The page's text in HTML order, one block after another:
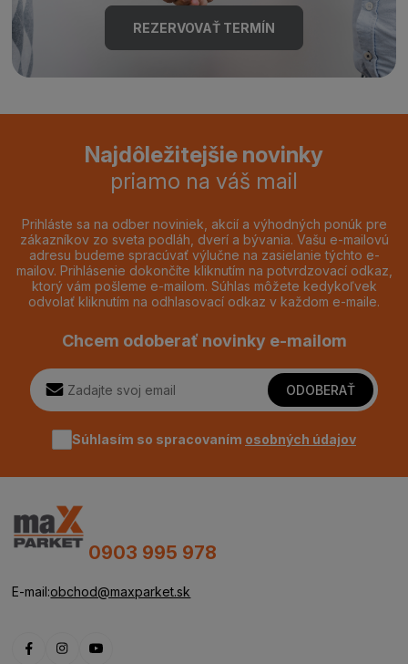
REZERVOVAŤ TERMÍN
Najdôležitejšie novinky
priamo na váš mail
Prihláste sa na odber noviniek, akcií a výhodných ponúk pre
zákazníkov zo sveta podláh, dverí a bývania. Vašu e-mailovú
adresu budeme spracúvať výlučne na zasielanie týchto e-
mailov. Prihlásenie dokončíte kliknutím na potvrdzovací odkaz,
ktorý vám pošleme e-mailom. Súhlas môžete kedykoľvek
odvolať kliknutím na odhlasovací odkaz v každom e-maile.
Chcem odoberať novinky e-mailom
ODOBERAŤ
Súhlasím so spracovaním osobných údajov
0903 995 978
E-mail:obchod@maxparket.sk